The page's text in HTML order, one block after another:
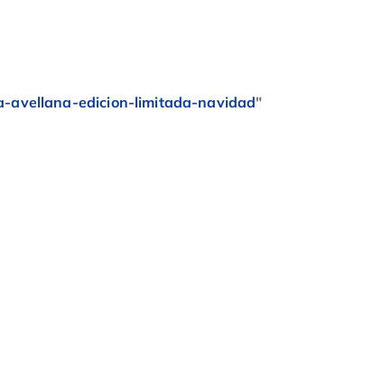
avellana-edicion-limitada-navidad"